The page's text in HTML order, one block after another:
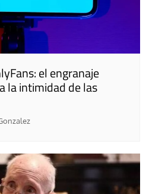
el engranaje
la intimidad de las